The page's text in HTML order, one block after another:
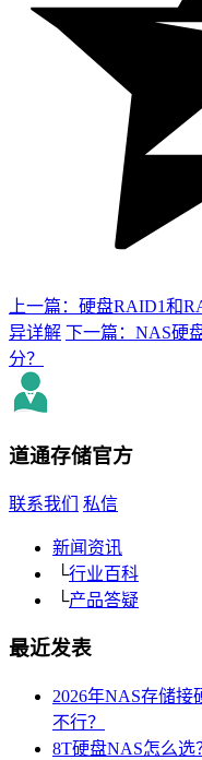
上一篇：硬盘RAID1和
异详解 下一篇：NAS硬
分？
道通存储官方
联系我们 私信
新闻资讯
└行业百科
└产品答疑
最近发表
2026年NAS存储
不行？
8T硬盘NAS怎么选